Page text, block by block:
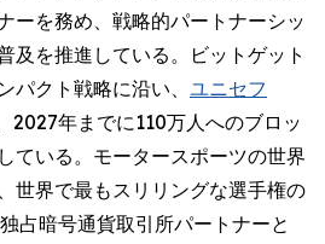
ーを務め、戦略的パートナーシッ
及を推進している。ビットゲット
パクト戦略に沿い、 ユニセフ
2027年までに110万人へのブロッ
ている。モータースポーツの世界
世界で最もスリリングな選手権の
占暗号通貨取引所パートナーと